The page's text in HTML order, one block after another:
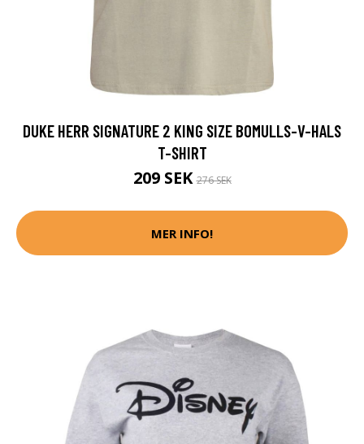
DUKE HERR SIGNATURE 2 KING SIZE BOMULLS-V-HALS
T-SHIRT
209 SEK276 SEK
MER INFO!